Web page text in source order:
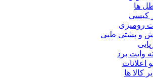
ها
کیسی
رومیزی
و پشتی طبی
وایت برد
اعلانات
کالا ها